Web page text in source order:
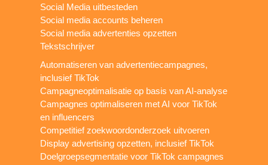
Social Media uitbesteden
Social media accounts beheren
Social media advertenties opzetten
Tekstschrijver
Automatiseren van advertentiecampagnes,
inclusief TikTok
Campagneoptimalisatie op basis van AI-analyse
Campagnes optimaliseren met AI voor TikTok
en influencers
Competitief zoekwoordonderzoek uitvoeren
Display advertising opzetten, inclusief TikTok
Doelgroepsegmentatie voor TikTok campagnes